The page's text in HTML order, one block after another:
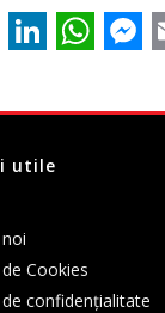
utile
Cookies
confidențialitate